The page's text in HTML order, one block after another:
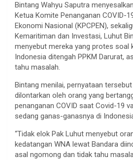
Bintang Wahyu Saputra
Ketua Komite Penanganan COVID-
Ekonomi Nasional (KPCPEN),
Kemaritiman dan Investasi, Luhut
menyebut mereka yang protes soal
Indonesia ditengah PPKM Darurat,
tahu masalah.
Bintang menilai, pernyataan
dilontarkan oleh orang yang
penanganan COVID saat Covid-19
sedang ganas-ganasnya di
“Tidak elok Pak Luhut menyebut
kedatangan WNA lewat Bandara
asal ngomong dan tidak tahu